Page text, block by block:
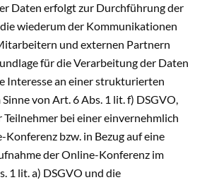
Daten erfolgt zur Durchführung der
wiederum der Kommunikationen
und externen Partnern
für die Verarbeitung der Daten
Interesse an einer strukturierten
von Art. 6 Abs. 1 lit. f) DSGVO,
bei einer einvernehmlich
bzw. in Bezug auf eine
der Online-Konferenz im
1 lit. a) DSGVO und die